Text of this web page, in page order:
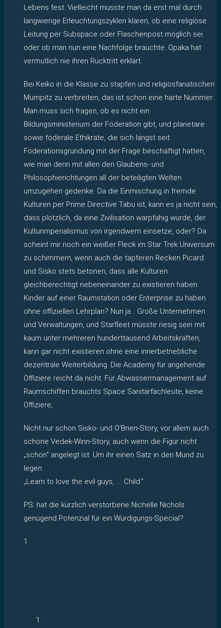
Lebens fest. Vielleicht musste man da erst mal durch
langwierige Erleuchtungszyklen klären, ob eine religiöse
Leitung per Subspace oder Flaschenpost möglich sei
oder ob man nun eine Nachfolge brauchte. Opaka hat
vermutlich nie ihren Rücktritt erklärt.
Bei Keiko in die Klasse zu stapfen und religiösfanatischen
Mumpitz zu verbreiten, das ist schon eine harte Nummer.
Man muss sich fragen, ob es nicht ein
Bildungsministerium der Föderation gibt, und planetare
sowie föderale Ethikräte, die sich längst seit
Föderationsgründung mit der Frage beschäftigt hatten,
wie man denn mit allen den Glaubens- und
Philosophierichtungen all der beteiligten Welten
umzugehen gedenke. Da die Einmischung in fremde
Kulturen per Prime Directive Tabu ist, kann es ja nicht sein,
dass plötzlich, da eine Zivilisation warpfähig wurde, der
Kulturimperialismus von irgendwem einsetze, oder? Da
scheint mir noch ein weißer Fleck im Star Trek Universum
zu schimmern, wenn auch die tapferen Recken Picard
und Sisko stets betonen, dass alle Kulturen
gleichberechtigt nebeneinander zu existieren haben.
Kinder auf einer Raumstation oder Enterprise zu haben
ohne offiziellen Lehrplan? Nun ja… Große Unternehmen
und Verwaltungen, und Starfleet müsste riesig sein mit
kaum unter mehreren hunderttausend Arbeitskräften,
kann gar nicht existieren ohne eine innerbetriebliche
dezentrale Weiterbildung. Die Academy für angehende
Offiziere reicht da nicht. Für Abwassermanagement auf
Raumschiffen brauchts Space Sanitärfachleute, keine
Offiziere,
Nicht nur schon Sisko- und O’Brien-Story, vor allem auch
schöne Vedek-Winn-Story, auch wenn die Figur nicht
„schön“ angelegt ist. Um ihr einen Satz in den Mund zu
legen:
„Learn to love the evil guys, …. Child.“
PS: hat die kürzlich verstorbene Nichelle Nichols
genügend Potenzial für ein Würdigungs-Special?
1